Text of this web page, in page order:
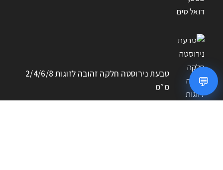
טבעת נירוסטה חלקה זהובה לזוגות 2/4/6/8
מ״מ
💬